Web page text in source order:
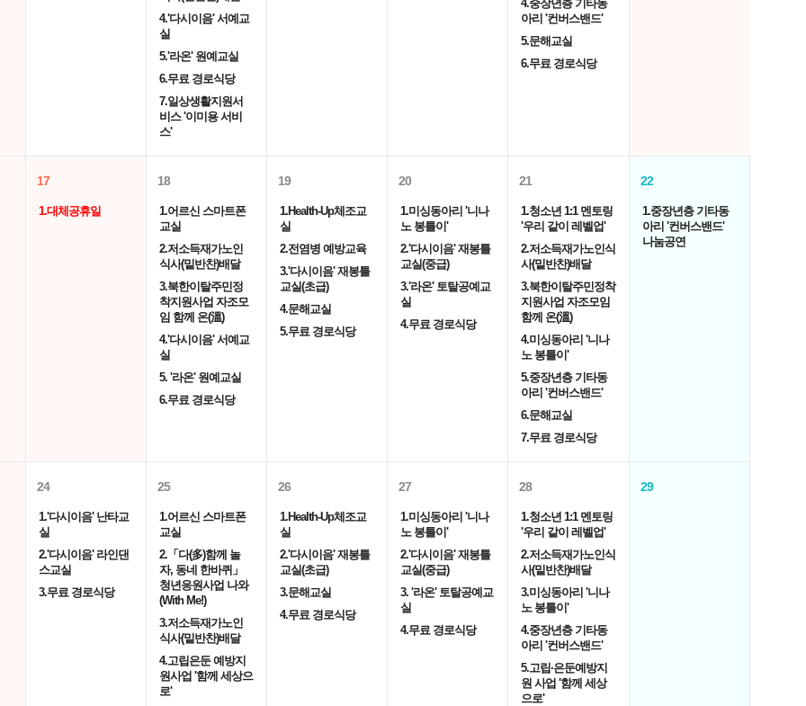
4.'다시이음' 서예교
실
5.'라온' 원예교실
6.무료 경로식당
7.일상생활지원서
비스 '이미용 서비
스'
4.중장년층 기타동
아리 '컨버스밴드'
5.문해교실
6.무료 경로식당
17
1.대체공휴일
18
1.어르신 스마트폰
교실
2.저소득재가노인
식사(밑반찬)배달
3.북한이탈주민정
착지원사업 자조모
임 함께 온(溫)
4.'다시이음' 서예교
실
5. '라온' 원예교실
6.무료 경로식당
19
1.Health-Up체조교
실
2.전염병 예방교육
3.'다시이음' 재봉틀
교실(초급)
4.문해교실
5.무료 경로식당
20
1.미싱동아리 '니나
노 봉틀이'
2.'다시이음' 재봉틀
교실(중급)
3.'라온' 토탈공예교
실
4.무료 경로식당
21
1.청소년 1:1 멘토링
'우리 같이 레벨업'
2.저소득재가노인식
사(밑반찬)배달
3.북한이탈주민정착
지원사업 자조모임
함께 온(溫)
4.미싱동아리 '니나
노 봉틀이'
5.중장년층 기타동
아리 '컨버스밴드'
6.문해교실
7.무료 경로식당
22
1.중장년층 기타동
아리 '컨버스밴드'
나눔공연
24
1.'다시이음' 난타교
실
2.'다시이음' 라인댄
스교실
3.무료 경로식당
25
1.어르신 스마트폰
교실
2.「다(多)함께 놀
자, 동네 한바퀴」
청년응원사업 나와
(With Me!)
3.저소득재가노인
식사(밑반찬)배달
4.고립은둔 예방지
원사업 '함께 세상으
로'
26
1.Health-Up체조교
실
2.'다시이음' 재봉틀
교실(초급)
3.문해교실
4.무료 경로식당
27
1.미싱동아리 '니나
노 봉틀이'
2.'다시이음' 재봉틀
교실(중급)
3. '라온' 토탈공예교
실
4.무료 경로식당
28
1.청소년 1:1 멘토링
'우리 같이 레벨업'
2.저소득재가노인식
사(밑반찬)배달
3.미싱동아리 '니나
노 봉틀이'
4.중장년층 기타동
아리 '컨버스밴드'
5.고립·은둔예방지
원 사업 '함께 세상
으로'
29